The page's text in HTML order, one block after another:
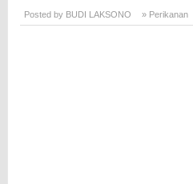
Posted by BUDI LAKSONO » Perikanan